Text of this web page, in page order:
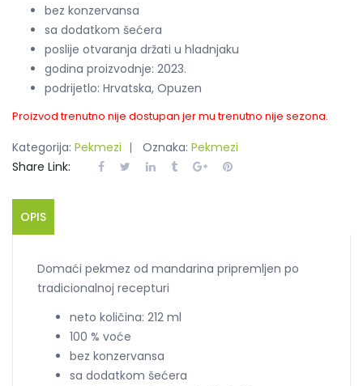
bez konzervansa
sa dodatkom šećera
poslije otvaranja držati u hladnjaku
godina proizvodnje: 2023.
podrijetlo: Hrvatska, Opuzen
Proizvod trenutno nije dostupan jer mu trenutno nije sezona.
Kategorija: Pekmezi Oznaka: Pekmezi
Share Link:
OPIS
Domaći pekmez od mandarina pripremljen po
tradicionalnoj recepturi
neto količina: 212 ml
100 % voće
bez konzervansa
sa dodatkom šećera